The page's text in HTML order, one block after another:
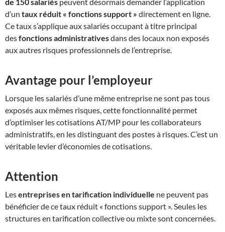
de 150 salariés peuvent désormais demander l’application
d’un taux réduit « fonctions support » directement en ligne.
Ce taux s’applique aux salariés occupant à titre principal
desfonctions administrativesdans des locaux non exposés
aux autres risques professionnels de l’entreprise.
Avantage pour l’employeur
Lorsque les salariés d’une même entreprise ne sont pas tous
exposés aux mêmes risques, cette fonctionnalité permet
d’optimiser les cotisations AT/MP pour les collaborateurs
administratifs, en les distinguant des postes à risques. C’est un
véritable levier d’économies de cotisations.
Attention
Lesentreprises en tarification individuelle ne peuvent pas
bénéficier de ce taux réduit « fonctions support ». Seules les
structures en tarification collective ou mixte sont concernées.